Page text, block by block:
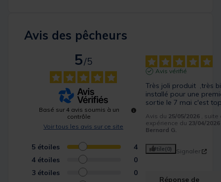
Avis des pêcheurs
5
/5
Basé sur 4 avis soumis à un
contrôle
Voir tous les avis sur ce site
5 étoiles
4
4 étoiles
0
3 étoiles
0
Avis vérifié
Très joli produit  ,très
installé pour une
sortie le 7 mai c'est
Avis du 25/05/2026 , suite
expérience du 23/04/2026
Bernard G.
Utile(0) Signaler
Réponse de